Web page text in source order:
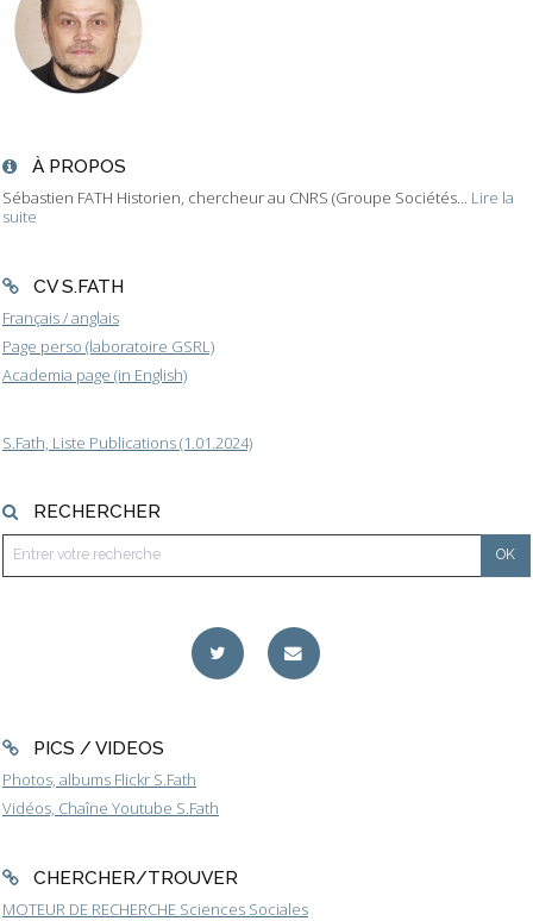
À PROPOS
Sébastien FATH Historien, chercheur au CNRS (Groupe Sociétés... Lire la
suite
CV S.FATH
Français / anglais
Page perso (laboratoire GSRL)
Academia page (in English)
S.Fath, Liste Publications (1.01.2024)
RECHERCHER
PICS / VIDEOS
Photos, albums Flickr S.Fath
Vidéos, Chaîne Youtube S.Fath
CHERCHER/TROUVER
MOTEUR DE RECHERCHE Sciences Sociales